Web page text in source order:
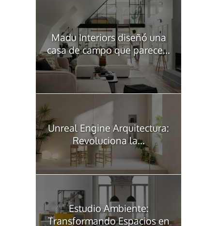
Madu Interiors diseñó una
casa de campo que parece...
Unreal Engine Arquitectura:
Revoluciona la...
Estudio Ambiente:
Transformando Espacios en